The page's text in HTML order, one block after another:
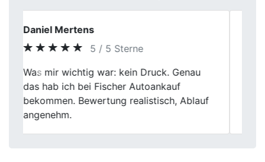
Der Checker
5 / 5 Sterne
Fischer Autoankauf war meine erste Wahl
beim Autoverkauf. Sie haben meinen alten
Wagen fair bewertet und zügig abgeholt.
Alles lief problemlos.
Previous